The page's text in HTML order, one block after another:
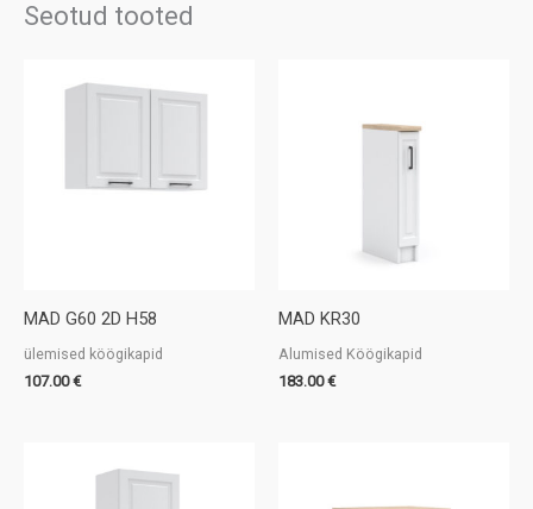
Seotud tooted
MAD G60 2D H58
ülemised köögikapid
107.00€
MAD KR30
Alumised Köögikapid
183.00€